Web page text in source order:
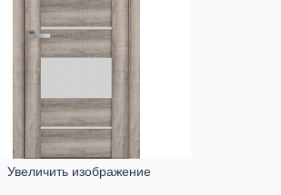
Увеличить изображение